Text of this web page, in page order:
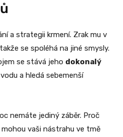
a strategii krmení. Zrak mu v
se spoléhá na jiné smysly.
se stává jeho dokonalý
a hledá sebemenší
nemáte jediný záběr. Proč
vaši nástrahu ve tmě